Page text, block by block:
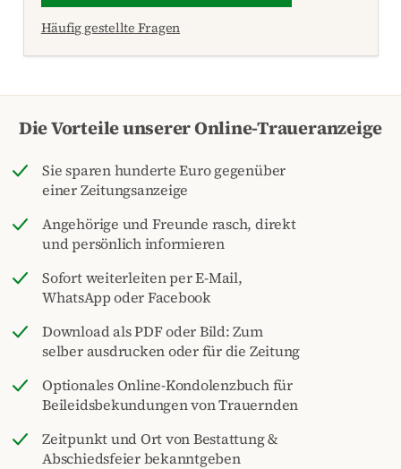
Häufig gestellte Fragen
Die Vorteile unserer Online-Traueranzeige
Sie sparen hunderte Euro gegenüber
einer Zeitungsanzeige
Angehörige und Freunde rasch, direkt
und persönlich informieren
Sofort weiterleiten per E-Mail,
WhatsApp oder Facebook
Download als PDF oder Bild: Zum
selber ausdrucken oder für die Zeitung
Optionales Online-Kondolenzbuch für
Beileidsbekundungen von Trauernden
Zeitpunkt und Ort von Bestattung &
Abschiedsfeier bekanntgeben